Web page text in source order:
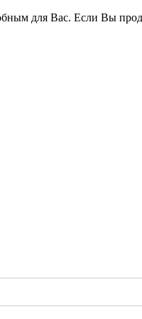
для Вас. Если Вы